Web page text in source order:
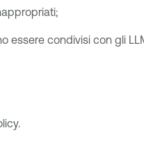
essere condivisi con gli